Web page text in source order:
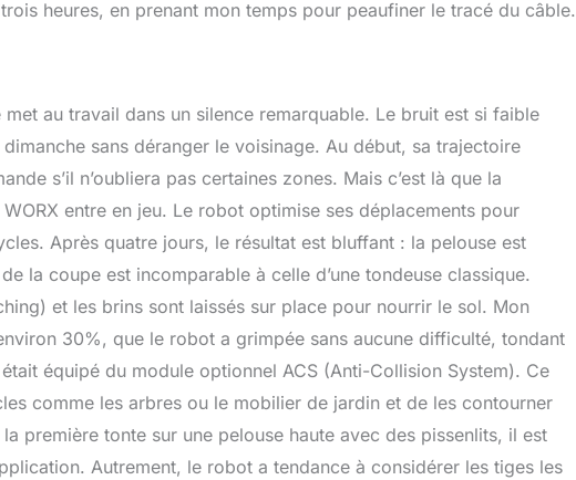
heures, en prenant mon temps pour peaufiner le tracé du câble.
au travail dans un silence remarquable. Le bruit est si faible
sans déranger le voisinage. Au début, sa trajectoire
s’il n’oubliera pas certaines zones. Mais c’est là que la
entre en jeu. Le robot optimise ses déplacements pour
Après quatre jours, le résultat est bluffant : la pelouse est
la coupe est incomparable à celle d’une tondeuse classique.
et les brins sont laissés sur place pour nourrir le sol. Mon
30%, que le robot a grimpée sans aucune difficulté, tondant
équipé du module optionnel ACS (Anti-Collision System). Ce
comme les arbres ou le mobilier de jardin et de les contourner
première tonte sur une pelouse haute avec des pissenlits, il est
Autrement, le robot a tendance à considérer les tiges les